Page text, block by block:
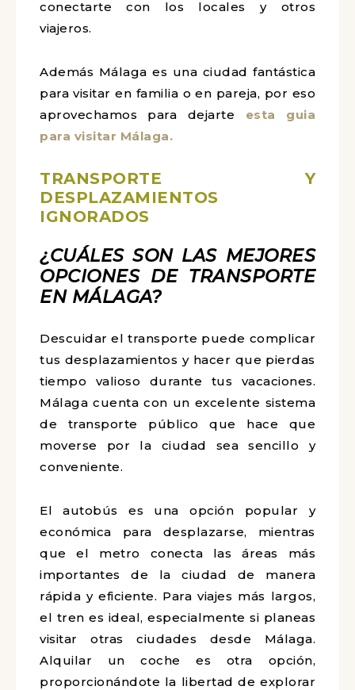
conectarte con los locales y otros
viajeros.
Además Málaga es una ciudad fantástica
para visitar en familia o en pareja, por eso
aprovechamos para dejarte esta guia
para visitar Málaga.
TRANSPORTE Y
DESPLAZAMIENTOS
IGNORADOS
¿CUÁLES SON LAS MEJORES
OPCIONES DE TRANSPORTE
EN MÁLAGA?
Descuidar el transporte puede complicar
tus desplazamientos y hacer que pierdas
tiempo valioso durante tus vacaciones.
Málaga cuenta con un excelente sistema
de transporte público que hace que
moverse por la ciudad sea sencillo y
conveniente.
El autobús es una opción popular y
económica para desplazarse, mientras
que el metro conecta las áreas más
importantes de la ciudad de manera
rápida y eficiente. Para viajes más largos,
el tren es ideal, especialmente si planeas
visitar otras ciudades desde Málaga.
Alquilar un coche es otra opción,
proporcionándote la libertad de explorar